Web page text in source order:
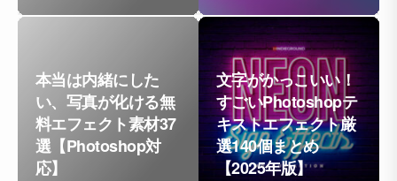
本当は内緒にした
い、写真が化ける無
料エフェクト素材37
選【Photoshop対
応】
文字がかっこいい！
すごいPhotoshopテ
キストエフェクト厳
選140個まとめ
【2025年版】